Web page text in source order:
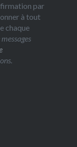
par
à tout
chaque